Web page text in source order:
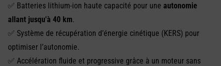
✅ Batteries lithium-ion haute capacité pour une autonomie
allant jusqu'à 40 km.
✅ Système de récupération d’énergie cinétique (KERS) pour
optimiser l’autonomie.
✅ Accélération fluide et progressive grâce à un moteur sans